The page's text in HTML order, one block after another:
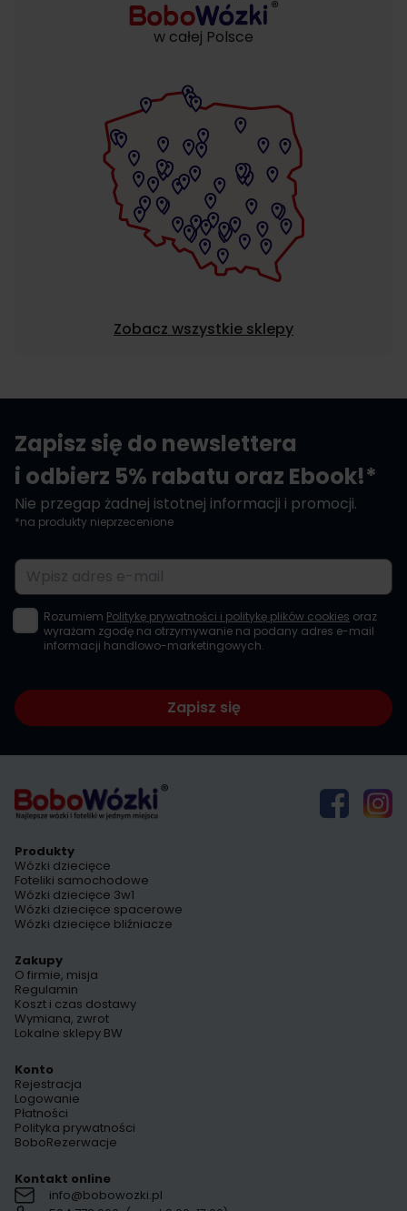
w całej Polsce
Zobacz wszystkie sklepy
Zapisz się do newslettera
i odbierz 5% rabatu oraz Ebook!*
Nie przegap żadnej istotnej informacji i promocji.
*na produkty nieprzecenione
Adres e-mail
Rozumiem Politykę prywatności i politykę plików cookies oraz
wyrażam zgodę na otrzymywanie na podany adres e-mail
informacji handlowo-marketingowych.
Zapisz się
Produkty
Wózki dziecięce
Foteliki samochodowe
Wózki dziecięce 3w1
Wózki dziecięce spacerowe
Wózki dziecięce bliźniacze
Zakupy
O firmie, misja
Regulamin
Koszt i czas dostawy
Wymiana, zwrot
Lokalne sklepy BW
Konto
Rejestracja
Logowanie
Płatności
Polityka prywatności
BoboRezerwacje
Kontakt online
info@bobowozki.pl